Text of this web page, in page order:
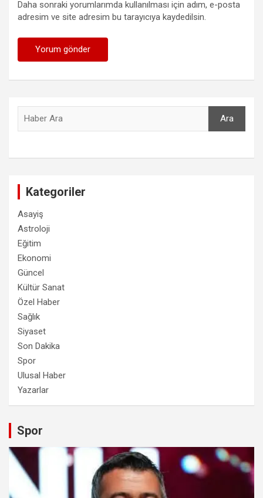
Daha sonraki yorumlarımda kullanılması için adım, e-posta
adresim ve site adresim bu tarayıcıya kaydedilsin.
Ara
Kategoriler
Asayiş
Astroloji
Eğitim
Ekonomi
Güncel
Kültür Sanat
Özel Haber
Sağlık
Siyaset
Son Dakika
Spor
Ulusal Haber
Yazarlar
Spor